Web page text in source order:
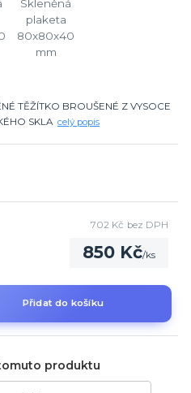
TĚŽÍTKO BROUŠENÉ Z VYSOCE
SKLA celý popis
850 Kč/ks
702 Kč bez DPH
Přidat do košíku
produktu